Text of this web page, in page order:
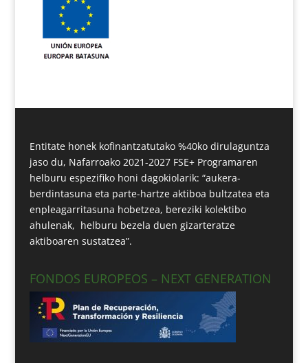
Entitate honek kofinantzatutako %40ko dirulaguntza
jaso du, Nafarroako 2021-2027 FSE+ Programaren
helburu espezifiko honi dagokiolarik: “aukera-
berdintasuna eta parte-hartze aktiboa bultzatea eta
enpleagarritasuna hobetzea, bereziki kolektibo
ahulenak, helburu bezela duen gizarteratze
aktiboaren sustatzea”.
FONDOS EUROPEOS – NEXT GENERATION